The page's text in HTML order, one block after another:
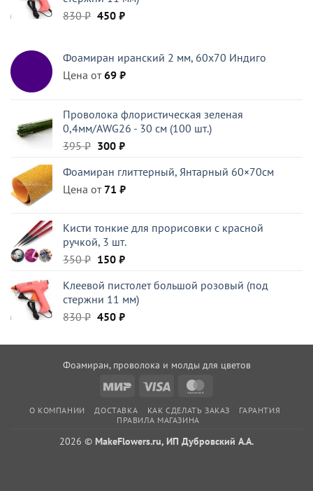
830₽ Первоначальная
830 ₽.
450 ₽Текущая
Фоамиран иранский 2 мм, 60х70 Индиго
Цена от69 ₽
Проволока флористическая зеленая
0,4мм/AWG26 - 30 см (100 шт.)
395₽ Первоначальная
составляла
395 ₽.
300 ₽Текущая
300 ₽.
Фоамиран глиттерный, Янтарный 60×70см
Цена от 71 ₽
Кисти тонкие для прорисовки с красной
ручкой, 3 шт.
350₽ Первоначальная
составляла
350 ₽.
150 ₽Текущая
150 ₽.
Клеевой пистолет большой розовый (под
стержни 11 мм)
830₽ Первоначальная
составляла
450 ₽Текущая
450 ₽.
Фоамиран, проволока и молды для цветов
Mir
Visa
О КОМПАНИИ ДОСТАВКА КАК СДЕЛАТЬ ЗАКАЗ
ГАРАНТИЯ
ПРАВИЛА МАГАЗИНА
2026 © MakeFlowers.ru, ИП Дубровский А.А.